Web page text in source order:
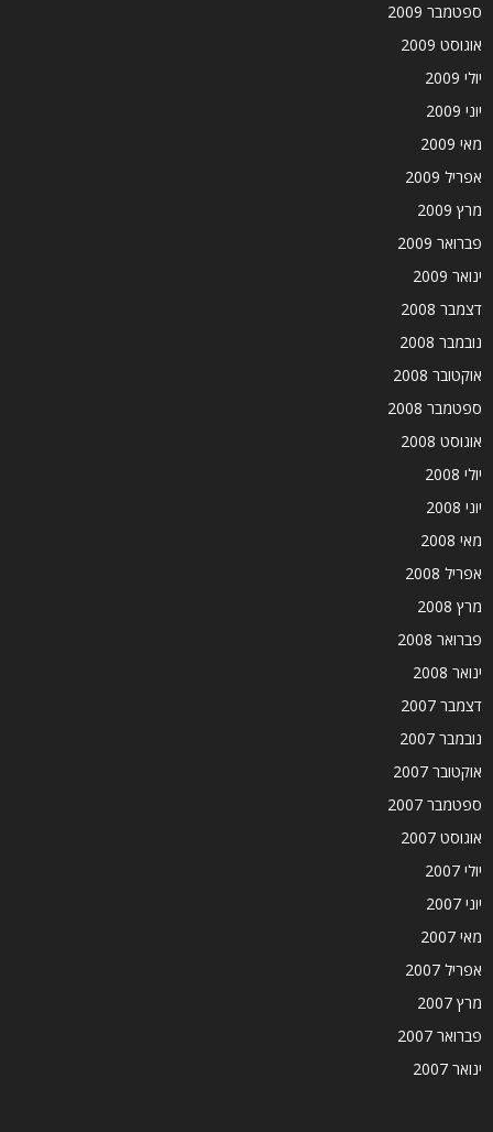
ספטמבר 2009
אוגוסט 2009
יולי 2009
יוני 2009
מאי 2009
אפריל 2009
מרץ 2009
פברואר 2009
ינואר 2009
דצמבר 2008
נובמבר 2008
אוקטובר 2008
ספטמבר 2008
אוגוסט 2008
יולי 2008
יוני 2008
מאי 2008
אפריל 2008
מרץ 2008
פברואר 2008
ינואר 2008
דצמבר 2007
נובמבר 2007
אוקטובר 2007
ספטמבר 2007
אוגוסט 2007
יולי 2007
יוני 2007
מאי 2007
אפריל 2007
מרץ 2007
פברואר 2007
ינואר 2007